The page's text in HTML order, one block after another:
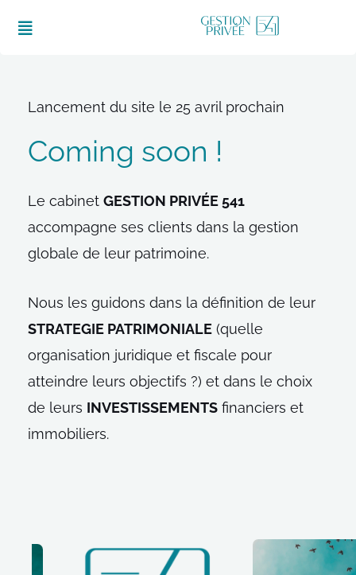
Menu
Lancement du site le 25 avril prochain
Coming soon !
Le cabinet GESTION PRIVÉE 541
accompagne ses clients dans la gestion
globale de leur patrimoine.
Nous les guidons dans la définition de leur
STRATEGIE PATRIMONIALE (quelle
organisation juridique et fiscale pour
atteindre leurs objectifs ?) et dans le choix
de leurs INVESTISSEMENTS financiers et
immobiliers.